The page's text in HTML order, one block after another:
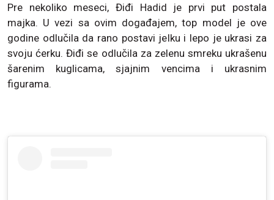
Pre nekoliko meseci, Điđi Hadid je prvi put postala
majka. U vezi sa ovim događajem, top model je ove
godine odlučila da rano postavi jelku i lepo je ukrasi za
svoju ćerku. Điđi se odlučila za zelenu smreku ukrašenu
šarenim kuglicama, sjajnim vencima i ukrasnim
figurama.